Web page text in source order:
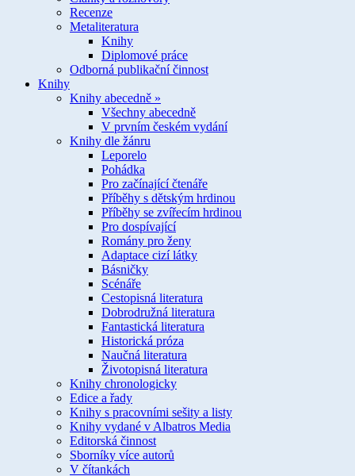
Recenze
Metaliteratura
Knihy
Diplomové práce
Odborná publikační činnost
Knihy
Knihy abecedně »
Všechny abecedně
V prvním českém vydání
Knihy dle žánru
Leporelo
Pohádka
Pro začínající čtenáře
Příběhy s dětským hrdinou
Příběhy se zvířecím hrdinou
Pro dospívající
Romány pro ženy
Adaptace cizí látky
Básničky
Scénáře
Cestopisná literatura
Dobrodružná literatura
Fantastická literatura
Historická próza
Naučná literatura
Životopisná literatura
Knihy chronologicky
Edice a řady
Knihy s pracovními sešity a listy
Knihy vydané v Albatros Media
Editorská činnost
Sborníky více autorů
V čítankách